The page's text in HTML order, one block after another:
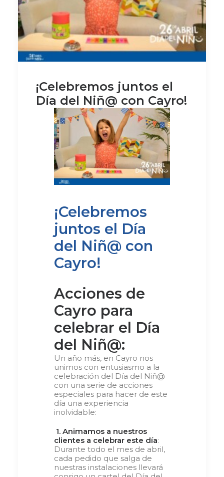
¡Celebremos juntos el
Día del Niñ@ con Cayro!
¡Celebremos
juntos el Día
del Niñ@ con
Cayro!
Acciones de
Cayro para
celebrar el Día
del Niñ@:
Un año más, en Cayro nos
unimos con entusiasmo a la
celebración del Día del Niñ@
con una serie de acciones
especiales para hacer de este
día una experiencia
inolvidable:
1. Animamos a nuestros
clientes a celebrar este día:
Durante todo el mes de abril,
cada pedido que salga de
nuestras instalaciones llevará